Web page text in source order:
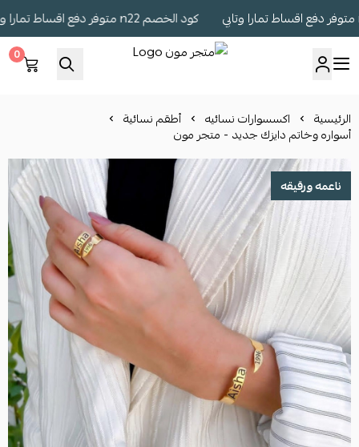
كود الخصم n22 متوفر دفع اقساط تمارا وتابي
0
الرئيسية اكسسوارات نسائيه أطقم نسائية
أسواره وخاتم دايزك جديد - متجر مون
ناعمه ورقيقه